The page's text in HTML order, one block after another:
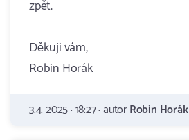
zpět.
Děkuji vám,
Robin Horák
3.4. 2025 · 18:27 · autorRobin Horák